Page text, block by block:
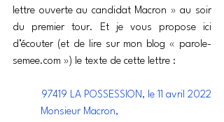
lettre ouverte au candidat Macron » au soir
du premier tour. Et je vous propose ici
d’écouter (et de lire sur mon blog « parole-
semee.com ») le texte de cette lettre :
97419 LA POSSESSION, le 11 avril 2022
Monsieur Macron,